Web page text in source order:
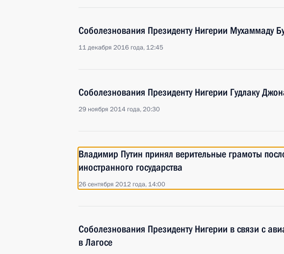
Соболезнования Президенту Нигерии Мухаммаду
11 декабря 2016 года, 12:45
Соболезнования Президенту Нигерии Гудлаку
29 ноября 2014 года, 20:30
Владимир Путин принял верительные грамоты
иностранного государства
26 сентября 2012 года, 14:00
Соболезнования Президенту Нигерии в связи с
в Лагосе